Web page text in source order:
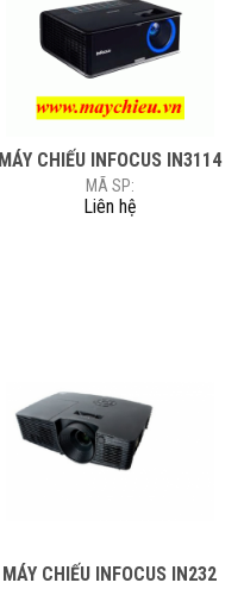
MÁY CHIẾU INFOCUS IN3114
MÃ SP:
Liên hệ
MÁY CHIẾU INFOCUS IN232